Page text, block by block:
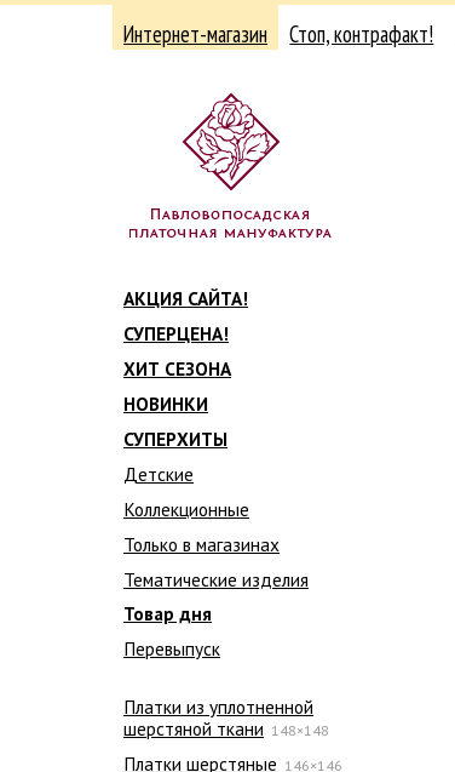
Интернет-магазин Стоп, контрафакт!
АКЦИЯ САЙТА!
СУПЕРЦЕНА!
ХИТ СЕЗОНА
НОВИНКИ
СУПЕРХИТЫ
Детские
Коллекционные
Только в магазинах
Тематические изделия
Товар дня
Перевыпуск
Платки из уплотненной
шерстяной ткани 148×148
Платки шерстяные 146×146